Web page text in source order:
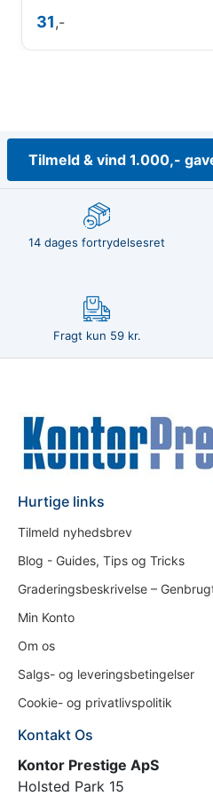
31,-
Tilmeld & vind 1.000,-
14 dages fortrydelsesret
Fragt kun 59 kr.
Hurtige links
Tilmeld nyhedsbrev
Blog - Guides, Tips og Tricks
Graderingsbeskrivelse –
Min Konto
Om os
Salgs- og leveringsbetingelser
Cookie- og privatlivspolitik
Kontakt Os
Kontor Prestige ApS
Holsted Park 15